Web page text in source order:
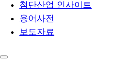
첨단산업 인사이트
용어사전
보도자료